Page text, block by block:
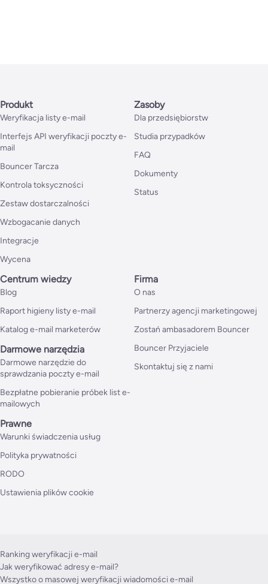
Produkt
Weryfikacja listy e-mail
Interfejs API weryfikacji poczty e-
mail
Bouncer Tarcza
Kontrola toksyczności
Zestaw dostarczalności
Wzbogacanie danych
Integracje
Wycena
Zasoby
Dla przedsiębiorstw
Studia przypadków
FAQ
Dokumenty
Status
Centrum wiedzy
Blog
Raport higieny listy e-mail
Katalog e-mail marketerów
Darmowe narzędzia
Darmowe narzędzie do
sprawdzania poczty e-mail
Bezpłatne pobieranie próbek list e-
mailowych
Firma
O nas
Partnerzy agencji marketingowej
Zostań ambasadorem Bouncer
Bouncer Przyjaciele
Skontaktuj się z nami
Prawne
Warunki świadczenia usług
Polityka prywatności
RODO
Ustawienia plików cookie
Ranking weryfikacji e-mail
Jak weryfikować adresy e-mail?
Wszystko o masowej weryfikacji wiadomości e-mail